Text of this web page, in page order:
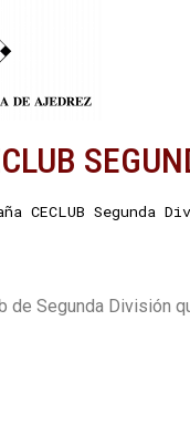
CECLUB Segunda
Segunda División